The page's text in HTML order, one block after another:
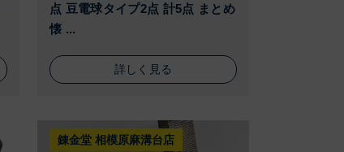
点 豆電球タイプ2点 計5点 まとめ
懐 ...
詳しく見る
錬金堂 相模原麻溝台店